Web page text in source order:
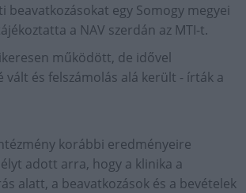
beavatkozásokat egy Somogy megyei
a NAV szerdán az MTI-t.
működött, de idővel
vált és felszámolás alá került - írták a
korábbi eredményeire
adott arra, hogy a klinika a
alatt, a beavatkozások és a bevételek